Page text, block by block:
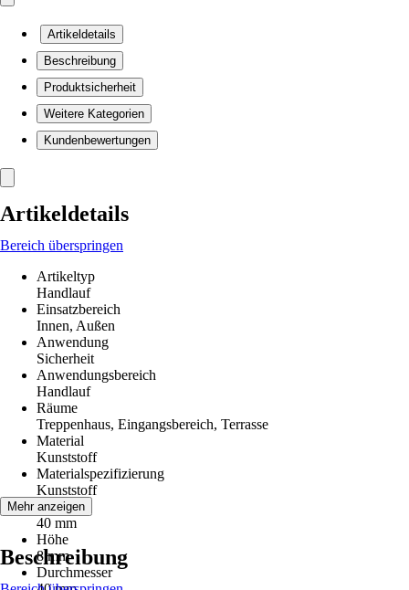
Artikeldetails
Beschreibung
Produktsicherheit
Weitere Kategorien
Kundenbewertungen
Artikeldetails
Bereich überspringen
Artikeltyp
Handlauf
Einsatzbereich
Innen, Außen
Anwendung
Sicherheit
Anwendungsbereich
Handlauf
Räume
Treppenhaus, Eingangsbereich, Terrasse
Material
Kunststoff
Materialspezifizierung
Kunststoff
Breite
40 mm
Höhe
8 mm
Durchmesser
Mehr anzeigen
Beschreibung